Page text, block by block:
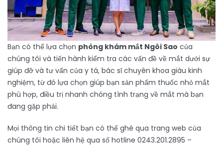
Bạn có thể lựa chọn phòng khám mắt Ngôi Sao của
chúng tôi và tiến hành kiểm tra các vấn đề về mắt dưới sự
giúp đỡ và tư vấn của y tá, bác sĩ chuyên khoa giàu kinh
nghiệm, từ đó lựa chọn giúp bạn sản phẩm thuốc nhỏ mắt
phù hợp, điều trị nhanh chóng tình trạng về mắt mà bạn
đang gặp phải.
Mọi thông tin chi tiết bạn có thể ghé qua trang web của
chúng tôi hoặc liên hệ qua số hotline 0243.201.2895 –